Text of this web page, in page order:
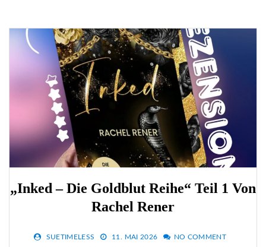
„Inked – Die Goldblut Reihe“ Teil 1 Von
Rachel Rener
SUETIMELESS 11. MAI 2026 NO COMMENT